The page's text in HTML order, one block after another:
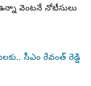
వెంటనే నోటీసులు
సీఎం రేవంత్ రెడ్డి